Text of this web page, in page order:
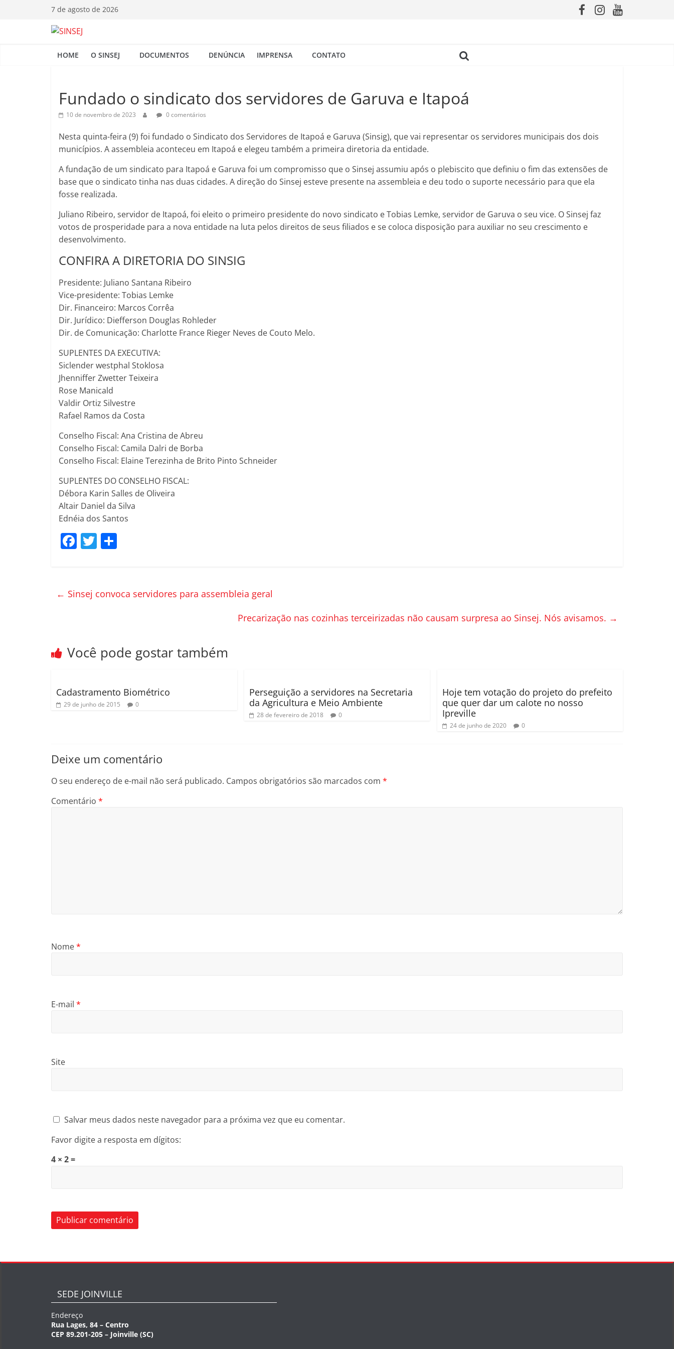
7 de agosto de 2026
S
N
S
E
HOME O SINSEJ DOCUMENTOS DENÚNCIA IMPRENSA CONTATO
Fundado o sindicato dos servidores de Garuva e Itapoá
10 de novembro de 2023 0 comentários
Nesta quinta-feira (9) foi fundado o Sindicato dos Servidores de Itapoá e Garuva (Sinsig), que vai representar os servidores municipais dos dois
municípios. A assembleia aconteceu em Itapoá e elegeu também a primeira diretoria da entidade.
A fundação de um sindicato para Itapoá e Garuva foi um compromisso que o Sinsej assumiu após o plebiscito que definiu o fim das extensões de
base que o sindicato tinha nas duas cidades. A direção do Sinsej esteve presente na assembleia e deu todo o suporte necessário para que ela
fosse realizada.
Juliano Ribeiro, servidor de Itapoá, foi eleito o primeiro presidente do novo sindicato e Tobias Lemke, servidor de Garuva o seu vice. O Sinsej faz
votos de prosperidade para a nova entidade na luta pelos direitos de seus filiados e se coloca disposição para auxiliar no seu crescimento e
desenvolvimento.
CONFIRA A DIRETORIA DO SINSIG
Presidente: Juliano Santana Ribeiro
Vice-presidente: Tobias Lemke
Dir. Financeiro: Marcos Corrêa
Dir. Jurídico: Diefferson Douglas Rohleder
Dir. de Comunicação: Charlotte France Rieger Neves de Couto Melo.
SUPLENTES DA EXECUTIVA:
Siclender westphal Stoklosa
Jhenniffer Zwetter Teixeira
Rose Manicald
Valdir Ortiz Silvestre
Rafael Ramos da Costa
Conselho Fiscal: Ana Cristina de Abreu
Conselho Fiscal: Camila Dalri de Borba
Conselho Fiscal: Elaine Terezinha de Brito Pinto Schneider
SUPLENTES DO CONSELHO FISCAL:
Débora Karin Salles de Oliveira
Altair Daniel da Silva
Ednéia dos Santos
F
e
k
T
er p
ar
← Sinsej convoca servidores para assembleia geral
Precarização nas cozinhas terceirizadas não causam surpresa ao Sinsej. Nós avisamos. →
Você pode gostar também
Cadastramento Biométrico
29 de junho de 2015 0
Perseguição a servidores na Secretaria
da Agricultura e Meio Ambiente
28 de fevereiro de 2018 0
Hoje tem votação do projeto do prefeito
que quer dar um calote no nosso
Ipreville
24 de junho de 2020 0
Deixe um comentário
O seu endereço de e-mail não será publicado. Campos obrigatórios são marcados com *
Comentário *
Nome*
E-mail *
Site
Salvar meus dados neste navegador para a próxima vez que eu comentar.
Favor digite a resposta em dígitos:
4 × 2 =
SEDE JOINVILLE
Endereço
Rua Lages, 84 – Centro
CEP 89.201-205 – Joinville (SC)